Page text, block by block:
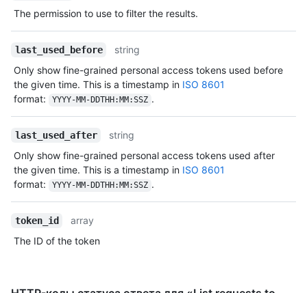
The permission to use to filter the results.
last_used_before
string
Only show fine-grained personal access tokens used before
the given time. This is a timestamp in ISO 8601
format:
YYYY-MM-DDTHH:MM:SSZ .
last_used_after
string
Only show fine-grained personal access tokens used after
the given time. This is a timestamp in ISO 8601
format:
YYYY-MM-DDTHH:MM:SSZ .
token_id
array
The ID of the token